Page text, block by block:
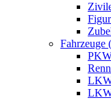
Fahrzeuge